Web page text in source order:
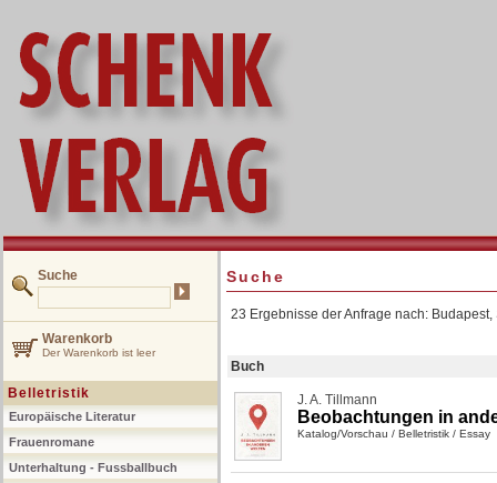
Suche
Warenkorb
Der Warenkorb ist leer
Belletristik
Europäische Literatur
Frauenromane
Unterhaltung - Fussballbuch
Suche
23 Ergebnisse der Anfrage nach:
Buch
J. A. Tillmann
Beobachtungen in
Katalog/Vorschau / Belletristik / Essay